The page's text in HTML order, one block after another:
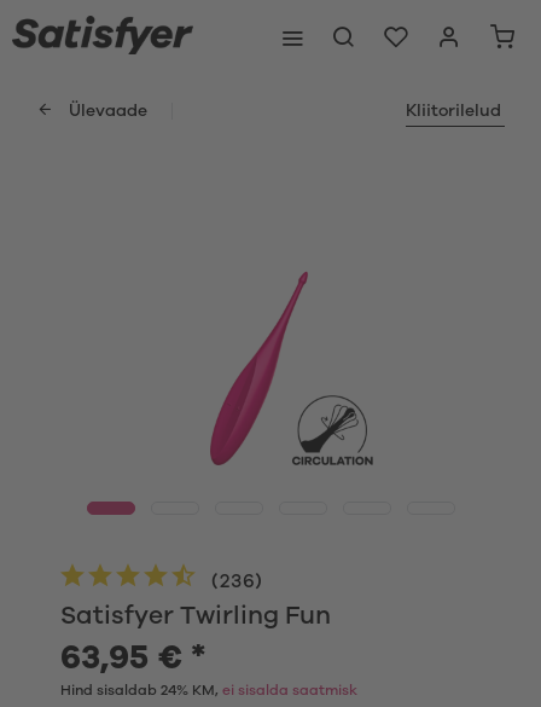
Ülevaade Kliitorilelud
Satisfyer Twirling Fun
(236)
63,95 € *
Hind sisaldab 24% KM, ei sisalda saatmisk